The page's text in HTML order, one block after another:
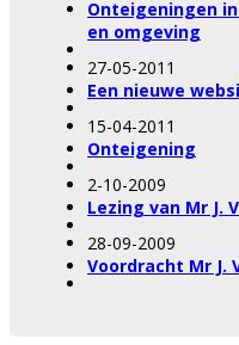
Onteigeningen
en omgeving
27-05-2011
Een nieuwe
15-04-2011
Onteigening
2-10-2009
Lezing van Mr J.
28-09-2009
Voordracht Mr J.